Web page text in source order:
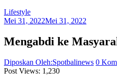
Lifestyle
Mei 31, 2022Mei 31, 2022
Mengabdi ke
Diposkan Oleh:Spotbalinews 0
Post Views: 1,230